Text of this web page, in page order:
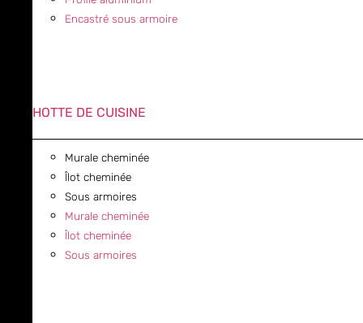
Encastré sous armoire
HOTTE DE CUISINE
Murale cheminée
Îlot cheminée
Sous armoires
Murale cheminée
Îlot cheminée
Sous armoires